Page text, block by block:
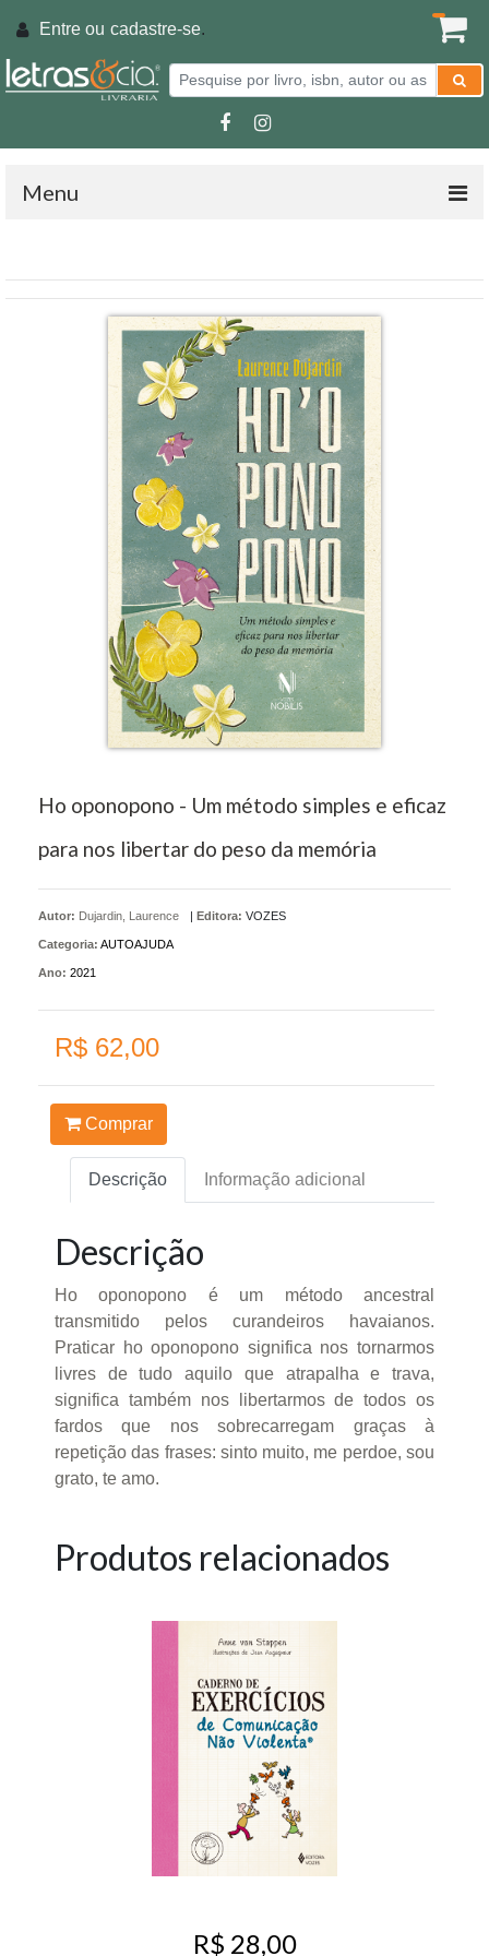
Entre ou cadastre-se.
Menu
Ho oponopono - Um método simples e eficaz
para nos libertar do peso da memória
Autor: Dujardin, Laurence | Editora: VOZES
Categoria: AUTOAJUDA
Ano: 2021
R$ 62,00
Comprar
Descrição Informação adicional
Descrição
Ho oponopono é um método ancestral
transmitido pelos curandeiros havaianos.
Praticar ho oponopono significa nos tornarmos
livres de tudo aquilo que atrapalha e trava,
significa também nos libertarmos de todos os
fardos que nos sobrecarregam graças à
repetição das frases: sinto muito, me perdoe, sou
grato, te amo.
Produtos relacionados
R$ 28,00